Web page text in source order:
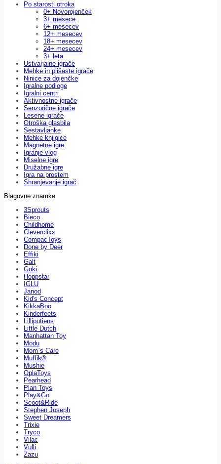
Po starosti otroka
0+ Novorojenček
3+ mesece
6+ mesecev
12+ mesecev
18+ mesecev
24+ mesecev
3+ leta
Ustvarjalne igrače
Mehke in plišaste igrače
Ninice za dojenčke
Igralne podloge
Igralni centri
Aktivnostne igrače
Senzorične igrače
Lesene igrače
Otroška glasbila
Sestavljanke
Mehke knjigice
Magnetne igre
Igranje vlog
Miselne igre
Družabne igre
Igra na prostem
Shranjevanje igrač
Blagovne znamke
3Sprouts
Bieco
Childhome
Cleverclixx
CompacToys
Done by Deer
Effiki
Galt
Goki
Hoppstar
IGLU
Janod
Kid's Concept
KikkaBoo
Kinderfeets
Lilliputiens
Little Dutch
Manhattan Toy
Modu
Mom`s Care
Muffik®
Mushie
OplaToys
Pearhead
Plan Toys
Play&Go
Scoot&Ride
Stephen Joseph
Sweet Dreamers
Trixie
Tryco
Vilac
Vulli
Zazu